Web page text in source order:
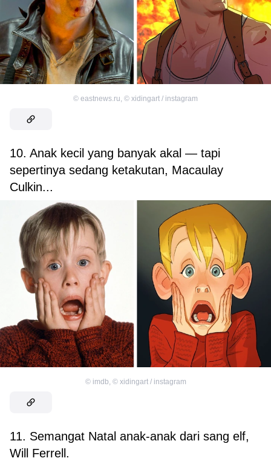
© eastnews.ru, © xidingart / instagram
10. Anak kecil yang banyak akal — tapi
sepertinya sedang ketakutan, Macaulay
Culkin...
© imdb, © xidingart / instagram
11. Semangat Natal anak-anak dari sang elf,
Will Ferrell.